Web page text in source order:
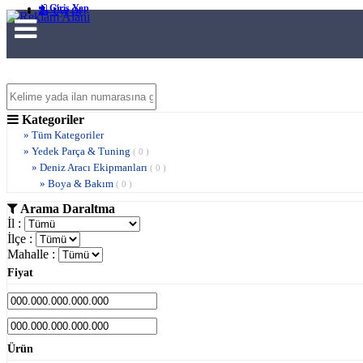
Üye Ol
Giriş Yap
Kategoriler
» Tüm Kategoriler
» Yedek Parça & Tuning ( 0 )
» Deniz Aracı Ekipmanları ( 0 )
» Boya & Bakım ( 0 )
Arama Daraltma
İl :
İlçe :
Mahalle :
Fiyat
Ürün